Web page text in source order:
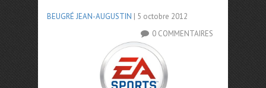
BEUGRÉ JEAN-AUGUSTIN | 5 octobre 2012
0 COMMENTAIRES